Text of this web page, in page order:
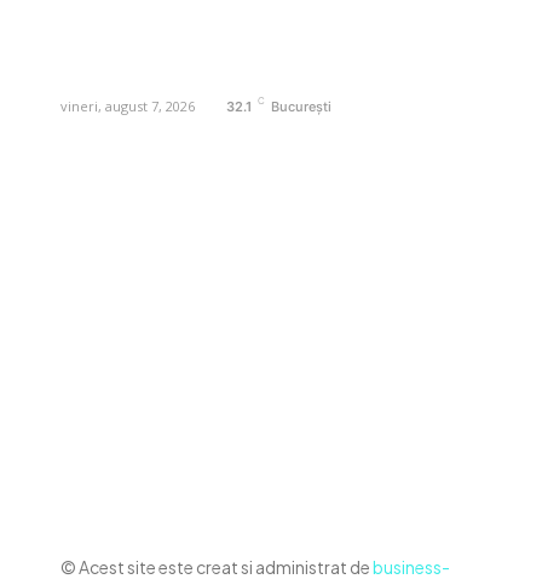
vineri, august 7, 2026 32.1 C București
© Acest site este creat si administrat debusiness-